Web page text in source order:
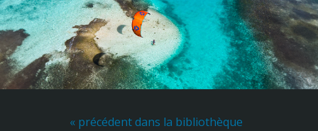
« précédent dans la bibliothèque